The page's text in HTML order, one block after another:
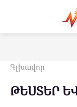
Перейти
контенту
Գլխավոր
ԹԵՍՏԵՐ